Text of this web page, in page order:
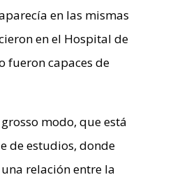
en las mismas
en el Hospital de
fueron capaces de
modo, que está
de estudios, donde
relación entre la